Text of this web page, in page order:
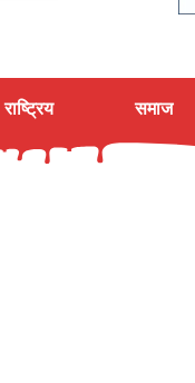
राष्ट्रिय समाज